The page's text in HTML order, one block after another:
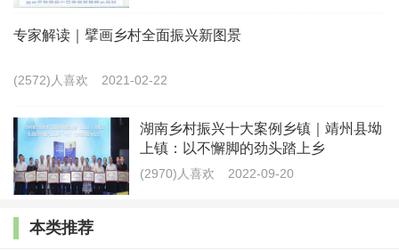
业帮扶政策，促进失业人员再就业。（人力资源社会保
障部、国家发展改革委、教育部、财政部、农业农村
三、深入推进重点领域改革，更大激发市场主体活
力
（九）进一步转变政府职能。
专家解读｜擘画乡村全面振兴新图景
(2572)人喜欢 2021-02-22
湖南乡村振兴十大案例乡镇｜靖州县坳
上镇：以不懈脚的劲头踏上乡
(2970)人喜欢 2022-09-20
本类推荐